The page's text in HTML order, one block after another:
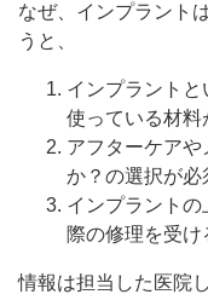
なぜ、インプラント
うと、
インプラント
使っている材料
アフターケア
か？の選択が必
インプラント
際の修理を受け
情報は担当した医院